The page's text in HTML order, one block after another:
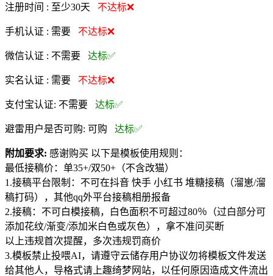
注册时间 : 至少30天 不达标❌
手机认证 : 需要 不达标❌
微信认证 : 不需要 达标✅
实名认证 : 需要 不达标❌
支付宝认证: 不需要 达标✅
避雷用户是否可购: 可购 达标✅
附加要求: 感谢购买 以下是模板使用规则：
最低接稿价：单35+/双50+（不含改猫）
1.接稿平台限制：不可在抖音 快手 小红书 堆糖接稿（溜崽/溜
稿打码），其他qq外平台接稿相册报备
2.接稿：不可白模接稿，白色面积不可超过80％（过白部分可
添加花纹/渐变/添加米白色或灰色），拿不准问买断
以上违规首次提醒，多次违规罚商价
3.模板禁止投喂AI，请遵守云储存用户协议勿将模板文件发送
给其他人，导格式请上趣绮梦网站，以任何原因造成文件流出